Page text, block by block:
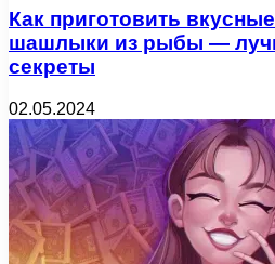
Как приготовить
шашлыки из рыбы —
секреты
02.05.2024